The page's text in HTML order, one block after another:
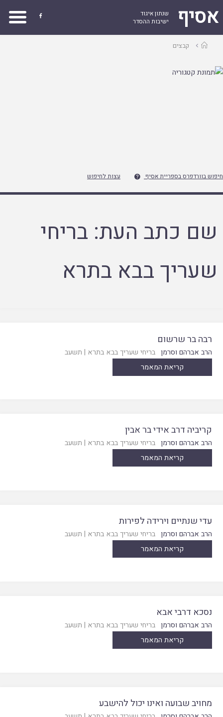
אסיף
שנתון איגוד
ישיבות ההסדר

עמודקבצים
חיפוש בוורדפרס בספריית אסיף  עצות לחיפוש
שם כתב העת: בריחי
שעריך בבא בתרא
רבה בר שרשום
הרב אברהם וסרמן בריחי שעריך בבא בתרא | תשעב
קריאת המאמר
קריביה דרב אידי בר אבין
הרב אברהם וסרמן בריחי שעריך בבא בתרא | תשעב
קריאת המאמר
עדי שנתיים וירידה לפירות
הרב אברהם וסרמן בריחי שעריך בבא בתרא | תשעב
קריאת המאמר
נסכא דרבי אבא
הרב אברהם וסרמן בריחי שעריך בבא בתרא | תשעב
קריאת המאמר
מחויב שבועה ואינו יכול להישבע